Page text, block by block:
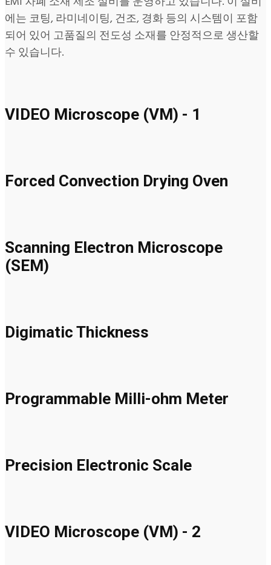
에는 코팅, 라미네이팅, 건조, 경화 등의 시스템이 포함
되어 있어 고품질의 전도성 소재를 안정적으로 생산할
수 있습니다.
VIDEO Microscope (VM) - 1
Forced Convection Drying Oven
Scanning Electron Microscope
(SEM)
Digimatic Thickness
Programmable Milli-ohm Meter
Precision Electronic Scale
VIDEO Microscope (VM) - 2